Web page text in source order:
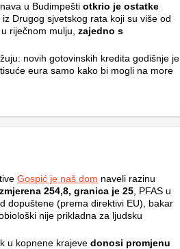
u Budimpešti otkrio je ostatke
iz Drugog sjvetskog rata koji su više od
riječnom mulju, zajedno s
novih gotovinskih kredita godišnje je
eura samo kako bi mogli na more
Gospić je naš dom naveli razinu
254,8, granica je 25 , PFAS u
dopuštene (prema direktivi EU), bakar
nije prikladna za ljudsku
u kopnene krajeve donosi promjenu